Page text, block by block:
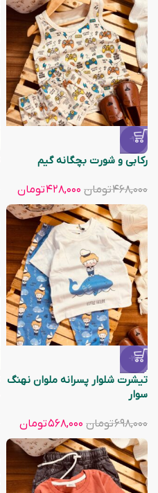
-9%
رکابی و شورت بچگانه گیم
۴۶۸,۰۰۰تومان ۴۲۸,۰۰۰تومان
-19%
تیشرت شلوار پسرانه ملوان نهنگ
سوار
۶۹۸,۰۰۰تومان ۵۶۸,۰۰۰تومان